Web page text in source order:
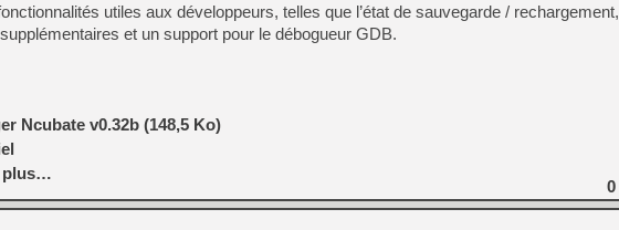
[LS] [PS5] ps5-y2jb-
[GK] Pourquoi Marvel
[GK] Test : Restory : Chill
[GK] GTA 6 : Rockstar
[GK] Hot Wheels Infinite
[GK] Mémoire cash -
[GK] Résultats Nintendo :
[GK] Déjà des
[Mo5] Brickboy cherche à
[GK] Minecraft et ses «
utiles aux développeurs, telles que l’état de sauvegarde /
et un support pour le débogueur GDB.
Ncubate v0.32b (148,5 Ko)
plus…
0